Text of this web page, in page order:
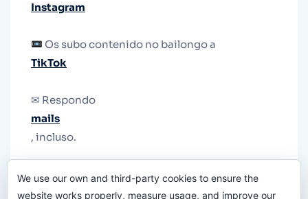
Instagram
Os subo contenido no bailongo a
TikTok
✉ Respondo
mails
, incluso.
le quiten el teléfono.
We use our own and third-party cookies to ensure the
website works properly, measure usage, and improve our